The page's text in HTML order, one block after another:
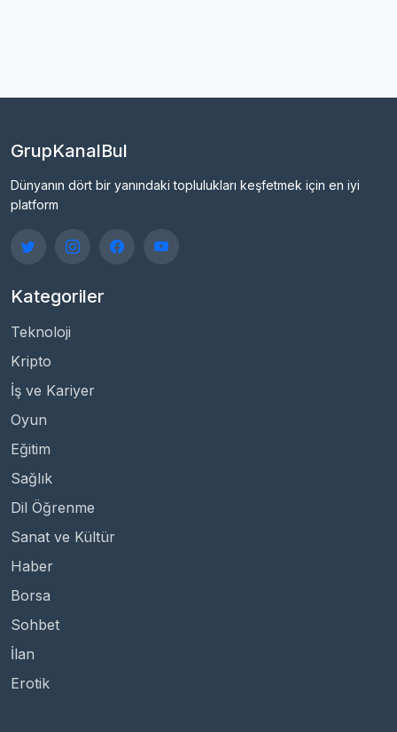
GrupKanalBul
Dünyanın dört bir yanındaki toplulukları keşfetmek için en iyi
platform
Kategoriler
Teknoloji
Kripto
İş ve Kariyer
Oyun
Eğitim
Sağlık
Dil Öğrenme
Sanat ve Kültür
Haber
Borsa
Sohbet
İlan
Erotik